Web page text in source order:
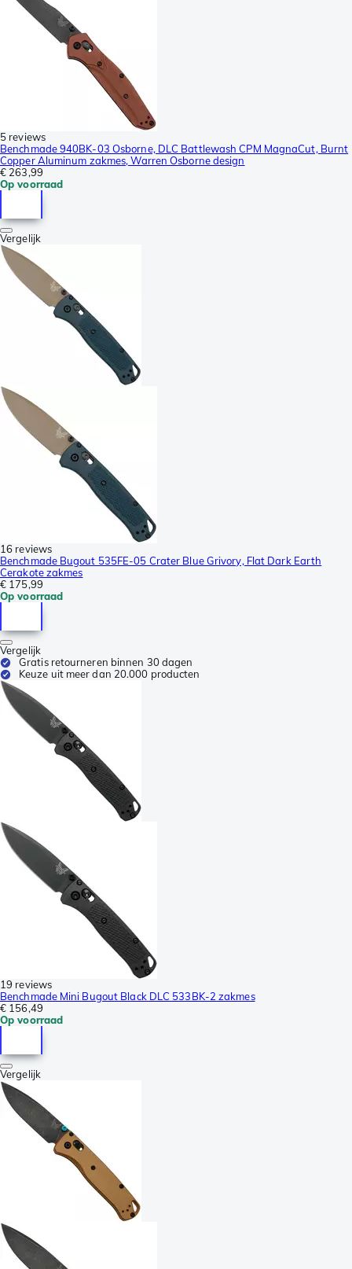
5 reviews
Benchmade 940BK-03 Osborne, DLC Battlewash CPM MagnaCut, Burnt
Copper Aluminum zakmes, Warren Osborne design
€ 263,99
Op voorraad
Vergelijk
16 reviews
Benchmade Bugout 535FE-05 Crater Blue Grivory, Flat Dark Earth
Cerakote zakmes
€ 175,99
Op voorraad
Vergelijk
Gratis retourneren binnen 30 dagen
Keuze uit meer dan 20.000 producten
19 reviews
Benchmade Mini Bugout Black DLC 533BK-2 zakmes
€ 156,49
Op voorraad
Vergelijk